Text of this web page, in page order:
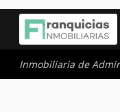
Inmobiliaria de